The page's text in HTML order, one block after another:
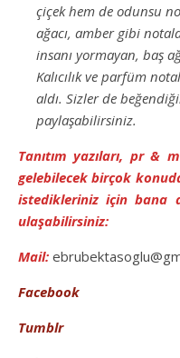
çiçek hem de odunsu
ağacı, amber gibi
insanı yormayan, baş
Kalıcılık ve parfüm
aldı. Sizler de
paylaşabilirsiniz.
Tanıtım yazıları, pr &
gelebilecek birçok
istedikleriniz için bana
ulaşabilirsiniz:
Mail:
Facebook
Tumblr